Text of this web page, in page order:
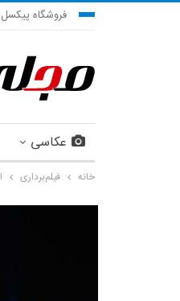
فروشگاه پیکسل
عکاسی
خانه فیلم‌برداری